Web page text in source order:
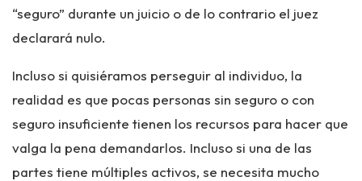
“seguro” durante un juicio o de lo contrario el juez
declarará nulo.
Incluso si quisiéramos perseguir al individuo, la
realidad es que pocas personas sin seguro o con
seguro insuficiente tienen los recursos para hacer que
valga la pena demandarlos. Incluso si una de las
partes tiene múltiples activos, se necesita mucho